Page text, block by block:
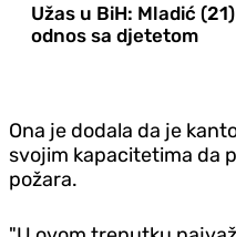
Užas u BiH: Mladić
odnos sa djetetom
Ona je dodala da je
svojim kapacitetima da
požara.